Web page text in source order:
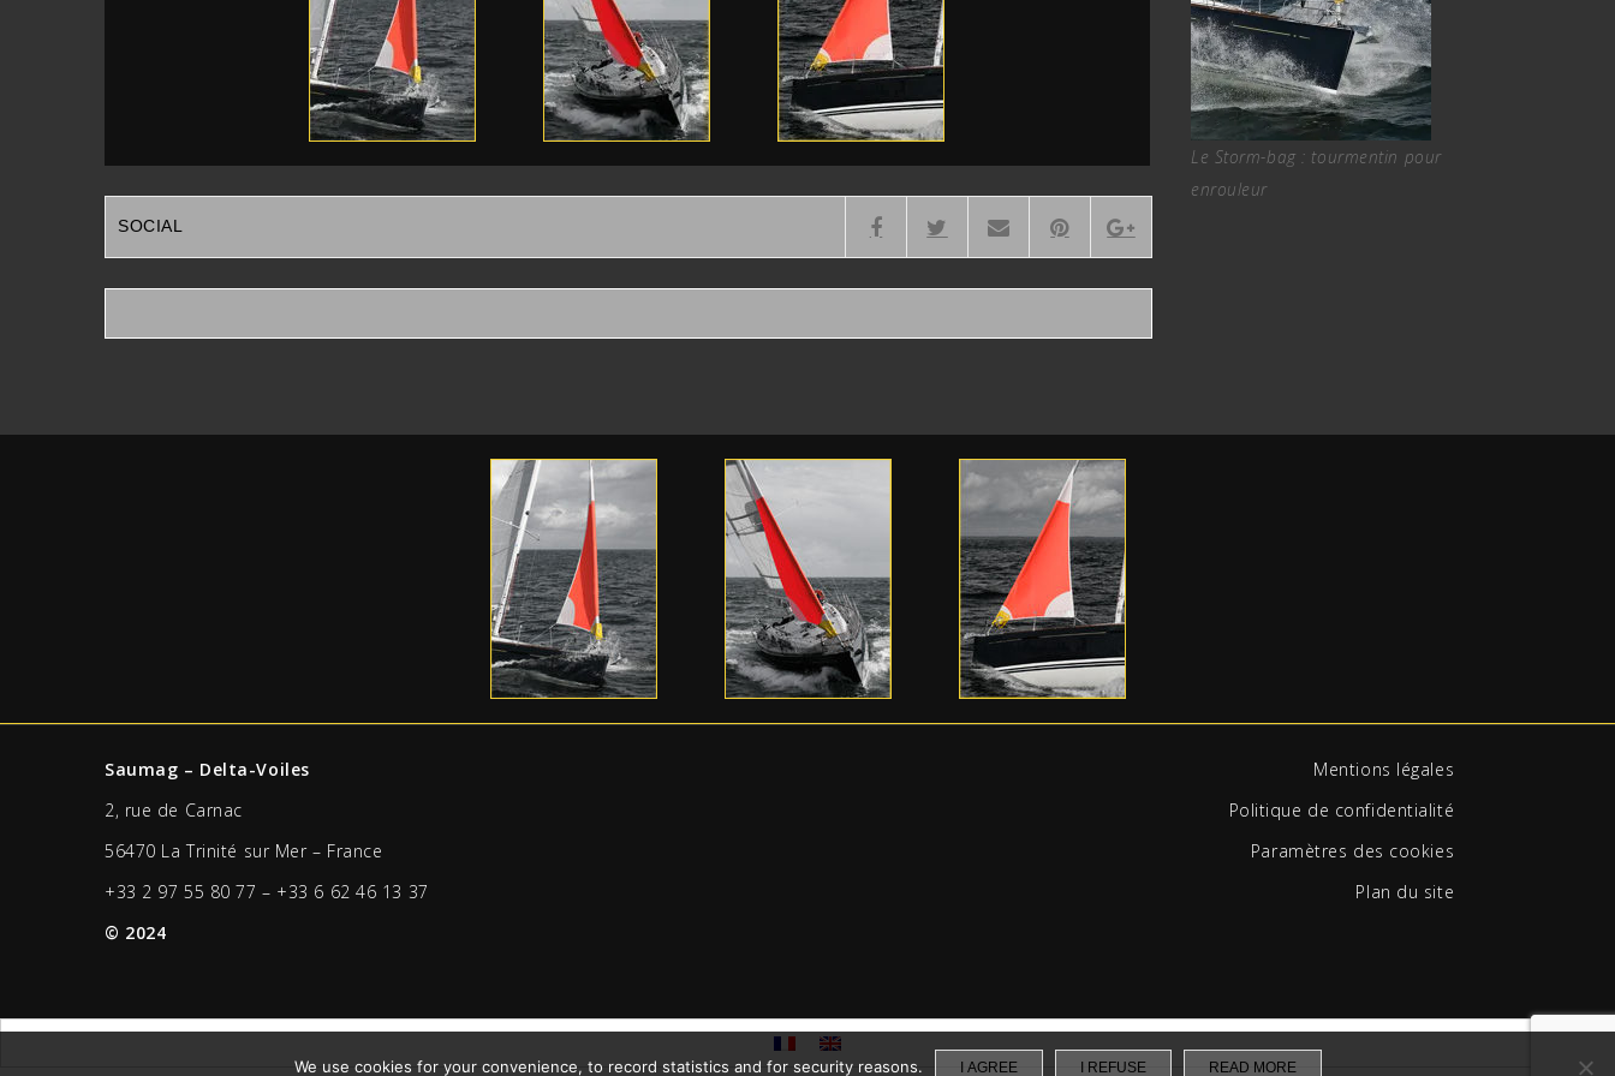
SOCIAL
Le Storm-bag : tourmentin pour
enrouleur
Saumag – Delta-Voiles
2, rue de Carnac
56470 La Trinité sur Mer – France
+33 2 97 55 80 77 – +33 6 62 46 13 37
© 2024
Mentions légales
Politique de confidentialité
Paramètres des cookies
Plan du site
We use cookies for your convenience, to record statistics and for security reasons. I AGREE I REFUSE READ MORE